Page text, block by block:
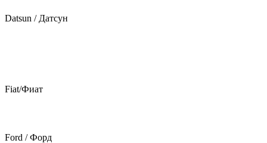
Datsun / Датсун
Fiat/Фиат
Ford / Форд